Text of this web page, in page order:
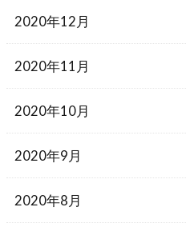
2020年12月
2020年11月
2020年10月
2020年9月
2020年8月